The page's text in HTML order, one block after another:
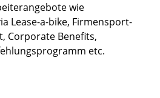
wie
Lease-a-bike, Firmensport-
Corporate Benefits,
etc.